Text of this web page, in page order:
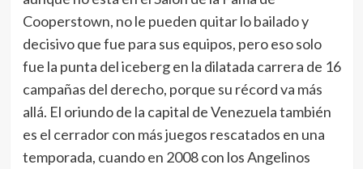
Cooperstown, no le pueden quitar lo bailado y
decisivo que fue para sus equipos, pero eso solo
fue la punta del iceberg en la dilatada carrera de 16
campañas del derecho, porque su récord va más
allá. El oriundo de la capital de Venezuela también
es el cerrador con más juegos rescatados en una
temporada, cuando en 2008 con los Angelinos